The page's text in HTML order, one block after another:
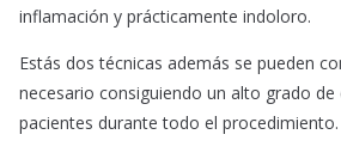
inflamación y prácticamente indoloro.
Estás dos técnicas además se pueden
necesario consiguiendo un alto grado
pacientes durante todo el procedimiento.